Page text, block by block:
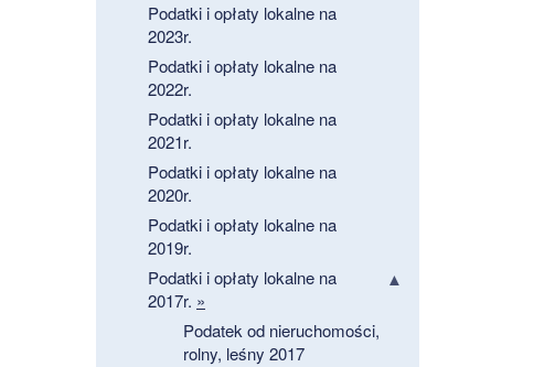
Podatki i opłaty lokalne na
2023r.
Podatki i opłaty lokalne na
2022r.
Podatki i opłaty lokalne na
2021r.
Podatki i opłaty lokalne na
2020r.
Podatki i opłaty lokalne na
2019r.
Podatki i opłaty lokalne na
2017r. »
Podatek od nieruchomości,
rolny, leśny 2017